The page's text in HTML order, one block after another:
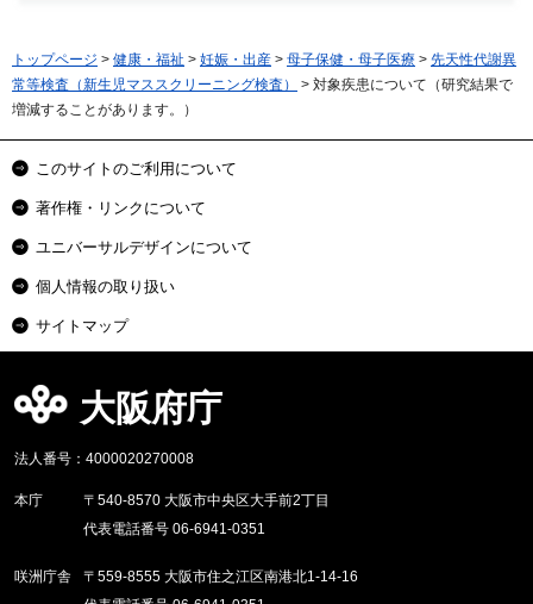
トップページ > 健康・福祉 > 妊娠・出産 > 母子保健・母子医療 > 先天性代謝異
常等検査（新生児マススクリーニング検査）
> 対象疾患について（研究結果で
増減することがあります。）
このサイトのご利用について
著作権・リンクについて
ユニバーサルデザインについて
個人情報の取り扱い
サイトマップ
大阪府庁
法人番号：4000020270008
本庁
〒540-8570 大阪市中央区大手前2丁目
代表電話番号 06-6941-0351
咲洲庁舎
〒559-8555 大阪市住之江区南港北1-14-16